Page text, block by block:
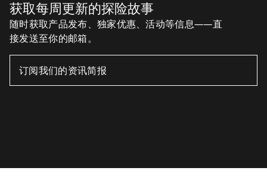
获取每周更新的探险故事
随时获取产品发布、独家优惠、活动等信息——直
接发送至你的邮箱。